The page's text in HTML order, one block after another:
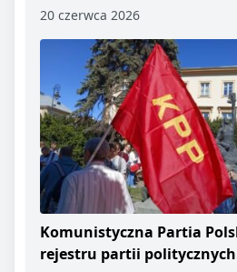
20 czerwca 2026
Komunistyczna Partia
rejestru partii